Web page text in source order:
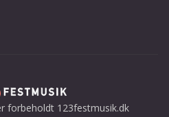
forbeholdt 123festmusik.dk